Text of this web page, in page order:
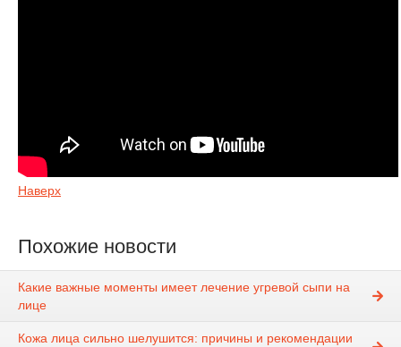
Наверх
Похожие новости
Какие важные моменты имеет лечение угревой сыпи на
лице
Кожа лица сильно шелушится: причины и рекомендации